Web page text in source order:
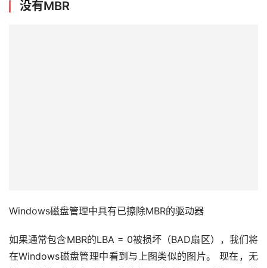
没有MBR
Windows磁盘管理中具有已擦除MBR的驱动器
如果通常包含MBR的LBA = 0被损坏（BAD扇区），我们将
在Windows磁盘管理中看到与上图类似的图片。 现在，无